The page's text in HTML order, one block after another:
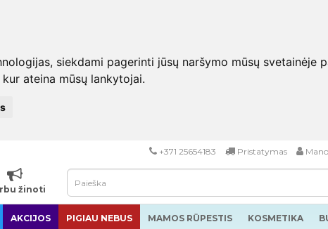
siekdami pagerinti jūsų naršymo mūsų
ateina mūsų lankytojai.
+371 25654183 Pristatymas
žinoti
AKCIJOS PIGIAU NEBUS MAMOS RŪPESTIS KOSMETIKA